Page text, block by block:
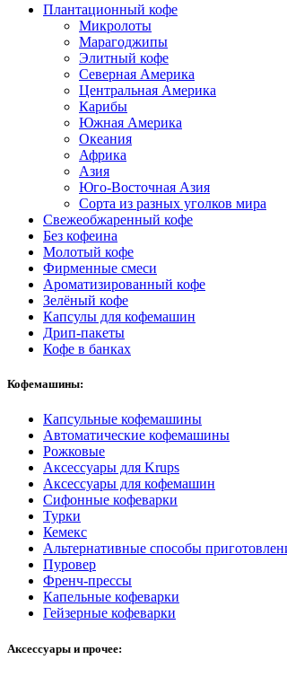
Плантационный кофе
Микролоты
Марагоджипы
Элитный кофе
Северная Америка
Центральная Америка
Карибы
Южная Америка
Океания
Африка
Азия
Юго-Восточная Азия
Сорта из разных уголков мира
Свежеобжаренный кофе
Без кофеина
Молотый кофе
Фирменные смеси
Ароматизированный кофе
Зелёный кофе
Капсулы для кофемашин
Дрип-пакеты
Кофе в банках
Кофемашины:
Капсульные кофемашины
Автоматические кофемашины
Рожковые
Аксессуары для Krups
Аксессуары для кофемашин
Сифонные кофеварки
Турки
Кемекс
Альтернативные способы
Пуровер
Френч-прессы
Капельные кофеварки
Гейзерные кофеварки
Аксессуары и прочее: